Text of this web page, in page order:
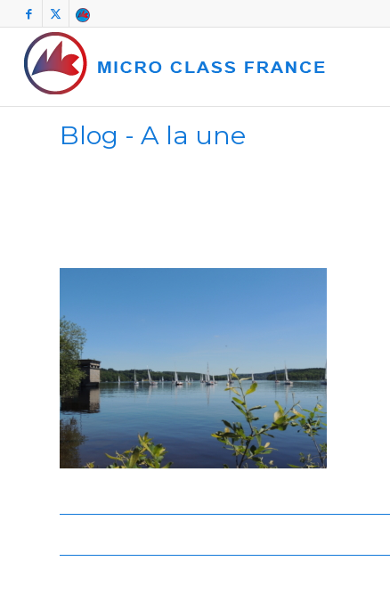
Blog - A la une